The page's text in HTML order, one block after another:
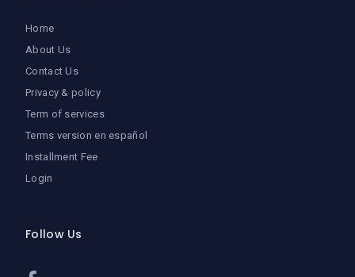
Home
About Us
Contact Us
Privacy & policy
Term of services
Terms version en español
Installment Fee
Login
Follow Us